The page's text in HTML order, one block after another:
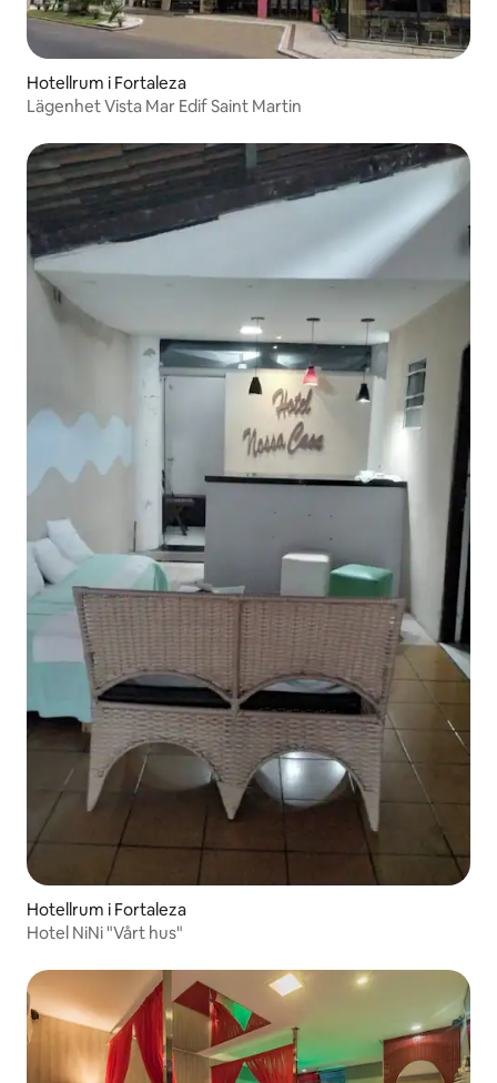
Hotellrum i Fortaleza
Lägenhet Vista Mar Edif Saint Martin
Hotellrum i Fortaleza
Hotel NiNi "Vårt hus"